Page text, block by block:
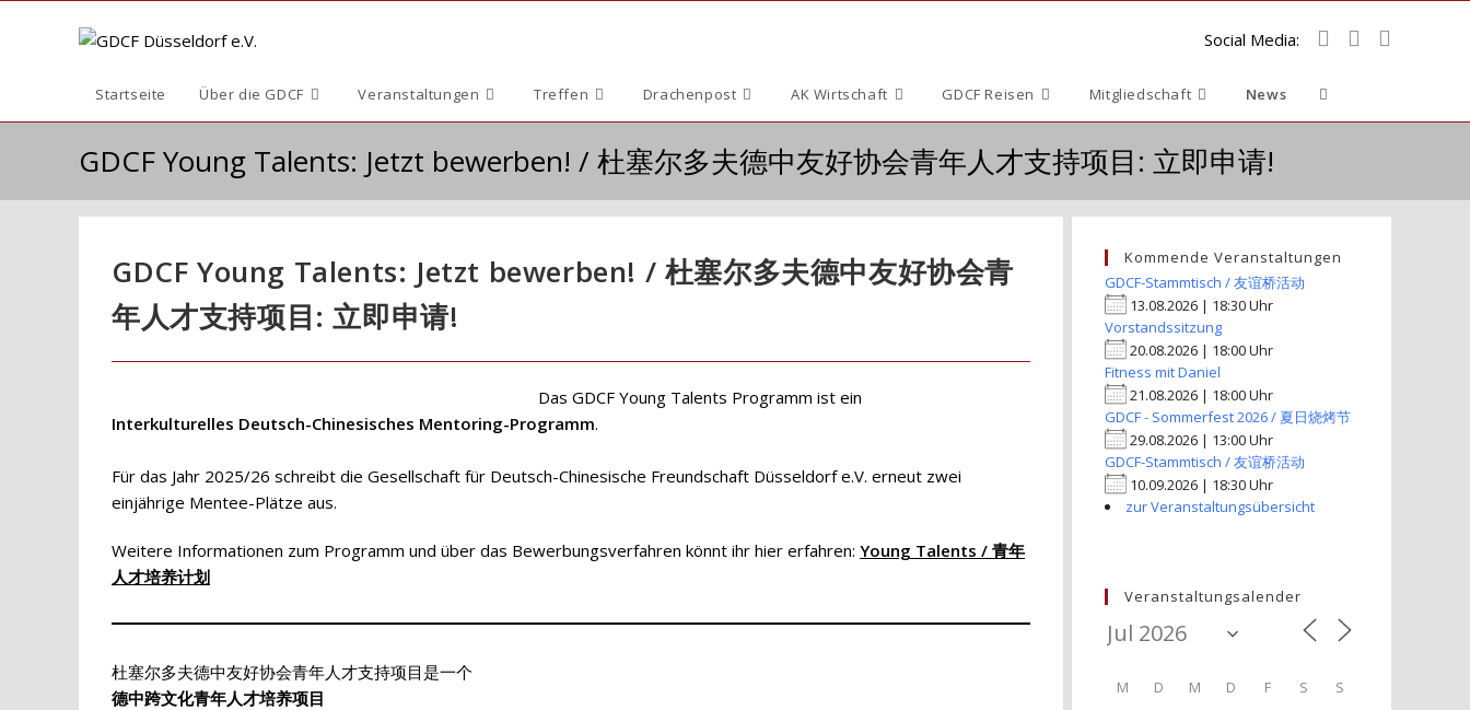
Social Media:
Startseite Über die GDCF Veranstaltungen Treffen Drachenpost AK Wirtschaft GDCF Reisen Mitgliedschaft News Website-
umschalten
GDCF Young Talents: Jetzt bewerben! / 杜塞尔多夫德中友好协会青年人才支持项目: 立即申请!
GDCF Young Talents: Jetzt bewerben! / 杜塞尔多夫德中友好协会青
年人才支持项目: 立即申请!
Das GDCF Young Talents Programm ist ein
Interkulturelles Deutsch-Chinesisches Mentoring-Programm.
Für das Jahr 2025/26 schreibt die Gesellschaft für Deutsch-Chinesische Freundschaft Düsseldorf e.V. erneut zwei
einjährige Mentee-Plätze aus.
Weitere Informationen zum Programm und über das Bewerbungsverfahren könnt ihr hier erfahren: Young Talents / 青年
人才培养计划
杜塞尔多夫德中友好协会青年人才支持项目是一个
德中跨文化青年人才培养项目
Kommende Veranstaltungen
GDCF-Stammtisch / 友谊桥活动
13.08.2026 | 18:30 Uhr
Vorstandssitzung
20.08.2026 | 18:00 Uhr
Fitness mit Daniel
21.08.2026 | 18:00 Uhr
GDCF - Sommerfest 2026 / 夏日烧烤节
29.08.2026 | 13:00 Uhr
GDCF-Stammtisch / 友谊桥活动
10.09.2026 | 18:30 Uhr
zur Veranstaltungsübersicht
Veranstaltungsalender
M D M D F S S